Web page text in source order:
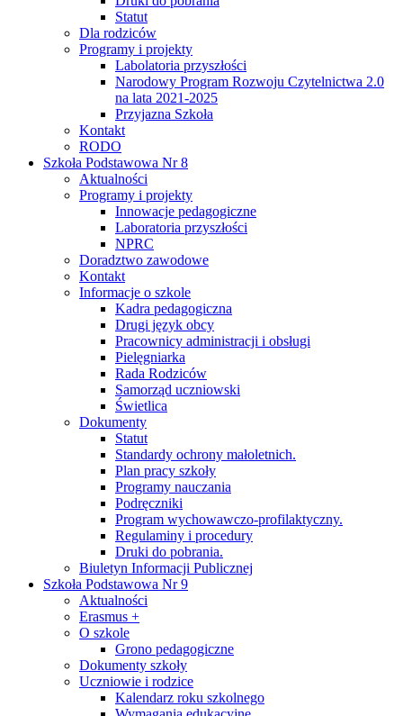
Statut
Dla rodziców
Programy i projekty
Labolatoria przyszłości
Narodowy Program Rozwoju Czytelnictwa 2.0
na lata 2021-2025
Przyjazna Szkoła
Kontakt
RODO
Szkoła Podstawowa Nr 8
Aktualności
Programy i projekty
Innowacje pedagogiczne
Laboratoria przyszłości
NPRC
Doradztwo zawodowe
Kontakt
Informacje o szkole
Kadra pedagogiczna
Drugi język obcy
Pracownicy administracji i obsługi
Pielęgniarka
Rada Rodziców
Samorząd uczniowski
Świetlica
Dokumenty
Statut
Standardy ochrony małoletnich.
Plan pracy szkoły
Programy nauczania
Podręczniki
Program wychowawczo-profilaktyczny.
Regulaminy i procedury
Druki do pobrania.
Biuletyn Informacji Publicznej
Szkoła Podstawowa Nr 9
Aktualności
Erasmus +
O szkole
Grono pedagogiczne
Dokumenty szkoły
Uczniowie i rodzice
Kalendarz roku szkolnego